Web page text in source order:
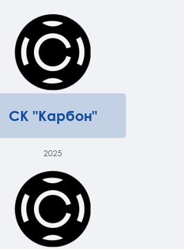
СК "Карбон"
2025